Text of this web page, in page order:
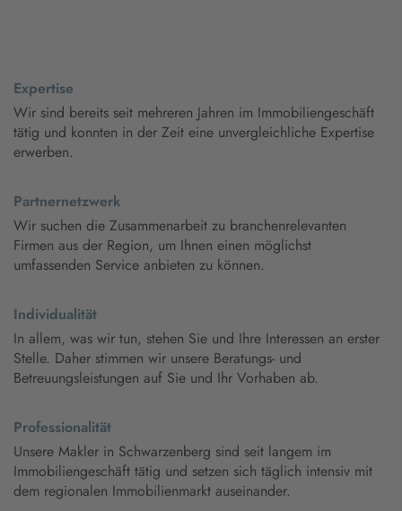
Expertise
Wir sind bereits seit mehreren Jahren im Immobiliengeschäft
tätig und konnten in der Zeit eine unvergleichliche Expertise
erwerben.
Partnernetzwerk
Wir suchen die Zusammenarbeit zu branchenrelevanten
Firmen aus der Region, um Ihnen einen möglichst
umfassenden Service anbieten zu können.
Individualität
In allem, was wir tun, stehen Sie und Ihre Interessen an erster
Stelle. Daher stimmen wir unsere Beratungs- und
Betreuungsleistungen auf Sie und Ihr Vorhaben ab.
Professionalität
Unsere Makler in Schwarzenberg sind seit langem im
Immobiliengeschäft tätig und setzen sich täglich intensiv mit
dem regionalen Immobilienmarkt auseinander.